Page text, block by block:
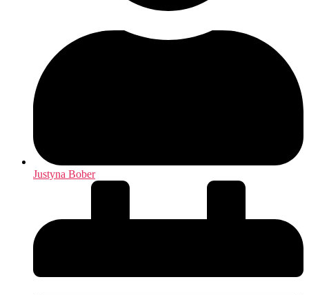
Justyna Bober